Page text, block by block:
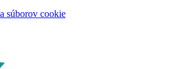
súborov cookie